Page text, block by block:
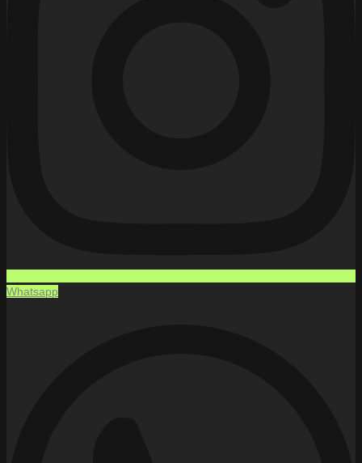
Whatsapp